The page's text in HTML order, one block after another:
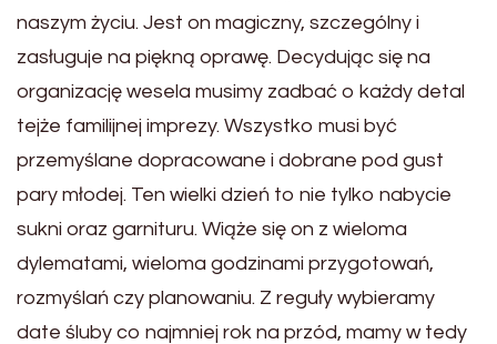
naszym życiu. Jest on magiczny, szczególny i
zasługuje na piękną oprawę. Decydując się na
organizację wesela musimy zadbać o każdy detal
tejże familijnej imprezy. Wszystko musi być
przemyślane dopracowane i dobrane pod gust
pary młodej. Ten wielki dzień to nie tylko nabycie
sukni oraz garnituru. Wiąże się on z wieloma
dylematami, wieloma godzinami przygotowań,
rozmyślań czy planowaniu. Z reguły wybieramy
date śluby co najmniej rok na przód, mamy w tedy